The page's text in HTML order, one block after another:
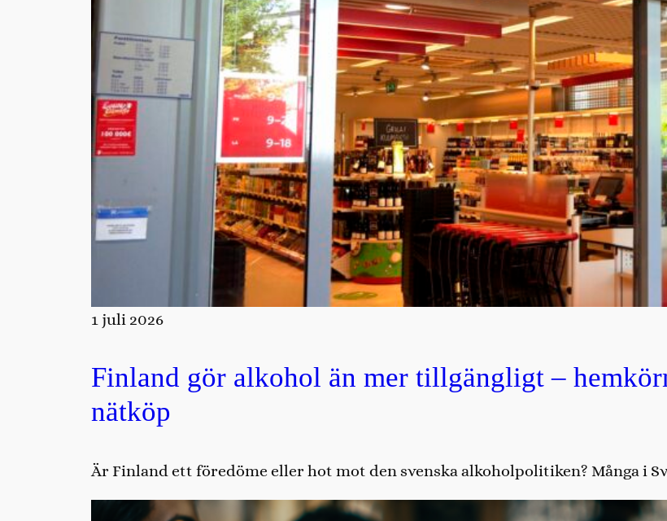
1 juli 2026
Finland gör alkohol än mer tillgängligt –
nätköp
Är Finland ett föredöme eller hot mot den svenska alkoholpolitiken? Många i